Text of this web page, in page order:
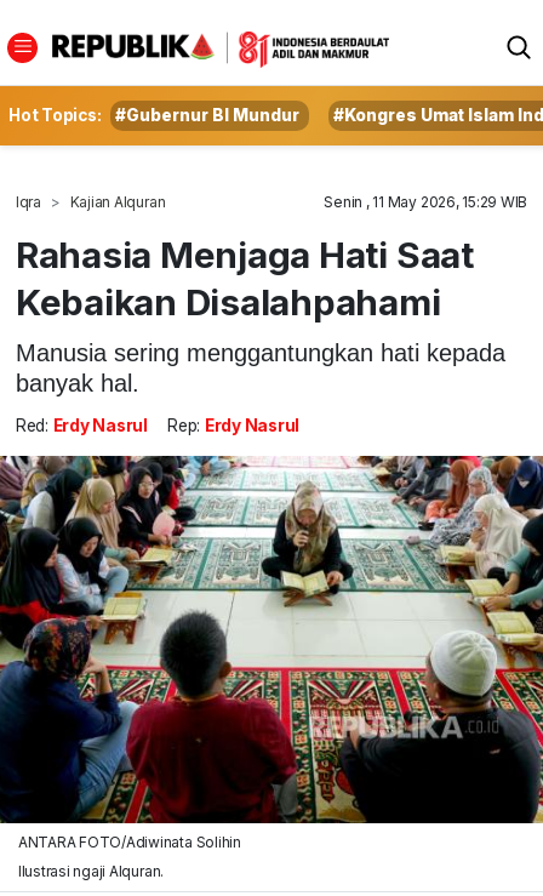
Hot Topics: #Gubernur BI Mundur #Kongres Umat Islam
Iqra Kajian Alquran Senin , 11 May 2026, 15:29 WIB
Rahasia Menjaga Hati Saat
Kebaikan Disalahpahami
Manusia sering menggantungkan hati kepada
banyak hal.
Red: Erdy Nasrul Rep: Erdy Nasrul
ANTARA FOTO/Adiwinata Solihin
Ilustrasi ngaji Alquran.